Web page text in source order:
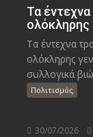
Τα έντεχνα
ολόκληρης
Τα έντεχνα
ολόκληρης
συλλογικά
Πολιτισμός
30/07/2026